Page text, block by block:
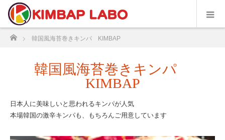
ホーム
韓国風海苔巻きキンパ KIMBAP
韓国風海苔巻きキンパ
KIMBAP
日本人に美味しいと思われるキンパが人気
本場韓国の激辛キンパも、もちろんご用意しています